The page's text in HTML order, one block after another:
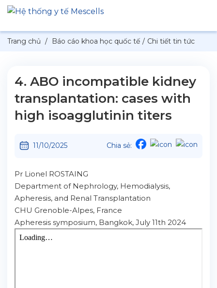
Trang chủ / Báo cáo khoa học quốc tế / Chi tiết tin tức
4. ABO incompatible kidney
transplantation: cases with
high isoagglutinin titers
11/10/2025 Chia sẻ:
Pr Lionel ROSTAING
Department of Nephrology, Hemodialysis,
Apheresis, and Renal Transplantation
CHU Grenoble-Alpes, France
Apheresis symposium, Bangkok, July 11th 2024